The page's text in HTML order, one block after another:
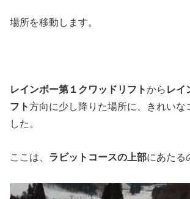
場所を移動します。
レインボー第１クワッドリフトから レイ
フト方向に少し降りた場所に、きれいな
した。
ここは、 ラビットコースの上部にあたる